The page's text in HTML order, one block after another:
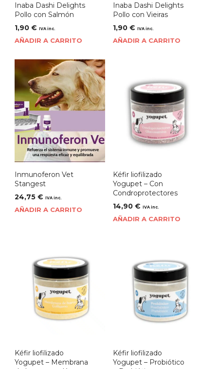
Inaba Dashi Delights
Pollo con Salmón
1,90 € IVA inc.
AÑADIR A CARRITO
Inaba Dashi Delights
Pollo con Vieiras
1,90 € IVA inc.
AÑADIR A CARRITO
Inmunoferon Vet
Stangest
24,75 € IVA inc.
AÑADIR A CARRITO
Kéfir liofilizado
Yogupet – Con
Condroprotectores
14,90 € IVA inc.
AÑADIR A CARRITO
Kéfir liofilizado
Yogupet – Membrana
Kéfir liofilizado
Yogupet – Probiótico